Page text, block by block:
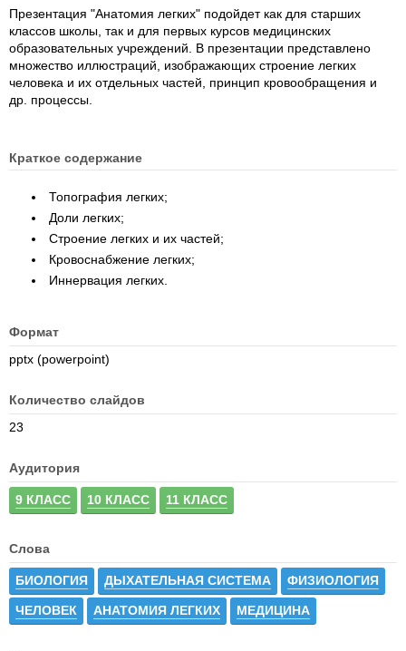
Презентация "Анатомия легких" подойдет как для старших
классов школы, так и для первых курсов медицинских
образовательных учреждений. В презентации представлено
множество иллюстраций, изображающих строение легких
человека и их отдельных частей, принцип кровообращения и
др. процессы.
Краткое содержание
Топография легких;
Доли легких;
Строение легких и их частей;
Кровоснабжение легких;
Иннервация легких.
Формат
pptx (powerpoint)
Количество слайдов
23
Аудитория
9 КЛАСС 10 КЛАСС 11 КЛАСС
Слова
БИОЛОГИЯ ДЫХАТЕЛЬНАЯ СИСТЕМА ФИЗИОЛОГИЯ
ЧЕЛОВЕК АНАТОМИЯ ЛЕГКИХ МЕДИЦИНА